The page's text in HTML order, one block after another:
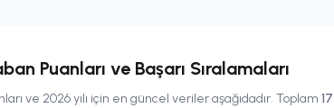
Puanları ve Başarı Sıralamaları
ve 2026 yılı için en güncel veriler aşağıdadır. Toplam 17